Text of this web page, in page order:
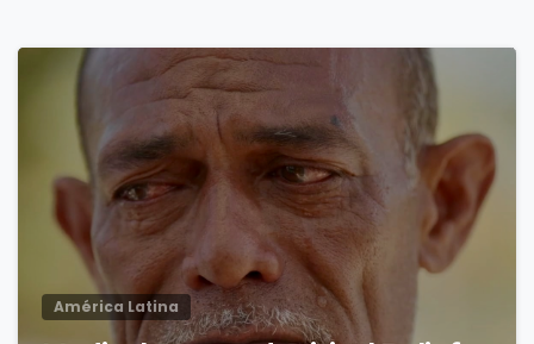
América Latina